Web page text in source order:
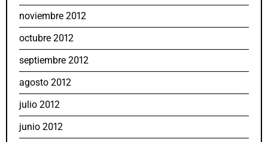
noviembre 2012
octubre 2012
septiembre 2012
agosto 2012
julio 2012
junio 2012